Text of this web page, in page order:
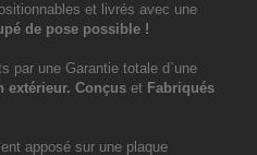
et livrés avec une
de pose possible !
par une Garantie totale d`une
extérieur. Conçus et Fabriqués
apposé sur une plaque